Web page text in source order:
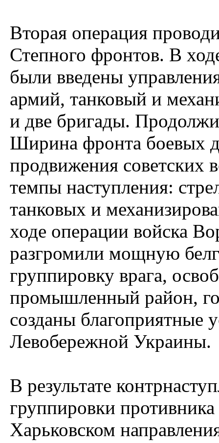
Вторая операция
Степного фронтов. В
были введены
армий, танковый и
и две бригады.
Ширина фронта боевых
продвижения советских
темпы наступления:
танковых и
ходе операции войска
разгромили мощную
группировку врага,
промышленный район,
созданы благоприятные
Левобережной Украины.
В результате
группировки
Харьковском